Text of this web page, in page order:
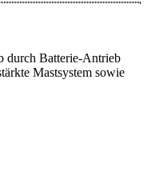
durch Batterie-Antrieb
Mastsystem sowie